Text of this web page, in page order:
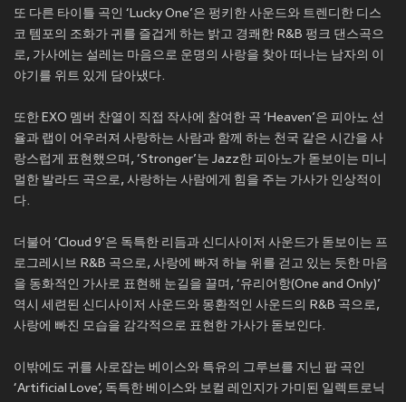
또 다른 타이틀 곡인 ‘Lucky One’은 펑키한 사운드와 트렌디한 디스
코 템포의 조화가 귀를 즐겁게 하는 밝고 경쾌한 R&B 펑크 댄스곡으
로, 가사에는 설레는 마음으로 운명의 사랑을 찾아 떠나는 남자의 이
야기를 위트 있게 담아냈다.
또한 EXO 멤버 찬열이 직접 작사에 참여한 곡 ‘Heaven’은 피아노 선
율과 랩이 어우러져 사랑하는 사람과 함께 하는 천국 같은 시간을 사
랑스럽게 표현했으며, ‘Stronger’는 Jazz한 피아노가 돋보이는 미니
멀한 발라드 곡으로, 사랑하는 사람에게 힘을 주는 가사가 인상적이
다.
더불어 ‘Cloud 9’은 독특한 리듬과 신디사이저 사운드가 돋보이는 프
로그레시브 R&B 곡으로, 사랑에 빠져 하늘 위를 걷고 있는 듯한 마음
을 동화적인 가사로 표현해 눈길을 끌며, ‘유리어항(One and Only)’
역시 세련된 신디사이저 사운드와 몽환적인 사운드의 R&B 곡으로,
사랑에 빠진 모습을 감각적으로 표현한 가사가 돋보인다.
이밖에도 귀를 사로잡는 베이스와 특유의 그루브를 지닌 팝 곡인
‘Artificial Love’, 독특한 베이스와 보컬 레인지가 가미된 일렉트로닉